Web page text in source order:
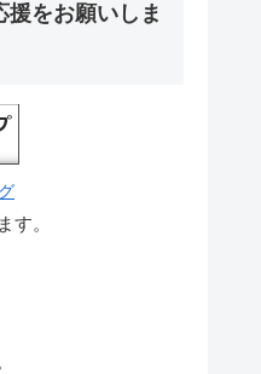
援をお願いしま
す。